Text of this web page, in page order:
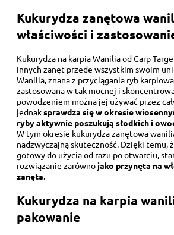
Kukurydza zanętowa
właściwości i
Kukurydza na karpia Wanilia od Carp
innych zanęt przede wszystkim swoim
Wanilia, znana z przyciągania ryb
zastosowana w tak mocnej i
powodzeniem można jej używać przez
jednaksprawdza się w okresie
ryby aktywnie poszukują słodkich i
W tym okresie kukurydza zanętowa
nadzwyczajną skuteczność. Dzięki temu,
gotowy do użycia od razu po otwarciu,
rozwiązanie zarówno jako przynęta na
zanęta.
Kukurydza na karpia
pakowanie